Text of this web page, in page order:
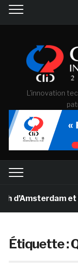
L'innovation
et
Étiquette :